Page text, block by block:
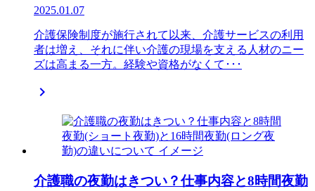
2025.01.07
介護保険制度が施行されて以来、介護サービスの利用
者は増え、それに伴い介護の現場を支える人材のニー
ズは高まる一方。経験や資格がなくて･･･

介護職の夜勤はきつい？仕事内容と8時間夜勤